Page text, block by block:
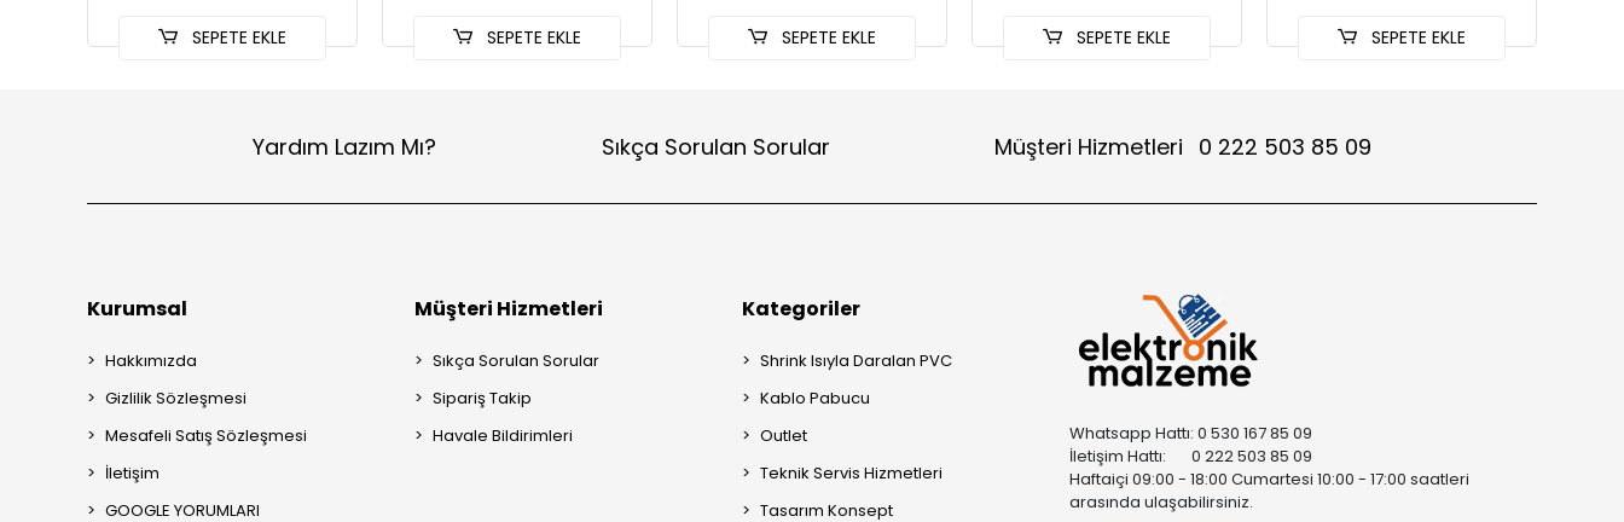
SEPETE EKLE SEPETE EKLE SEPETE EKLE SEPETE EKLE SEPETE EKLE
Yardım Lazım Mı? Sıkça Sorulan Sorular Müşteri Hizmetleri 0 222 503 85 09
Kurumsal
Hakkımızda
Gizlilik Sözleşmesi
Mesafeli Satış Sözleşmesi
İletişim
GOOGLE YORUMLARI
Müşteri Hizmetleri
Sıkça Sorulan Sorular
Sipariş Takip
Havale Bildirimleri
Kategoriler
Shrink Isıyla Daralan PVC
Kablo Pabucu
Outlet
Teknik Servis Hizmetleri
Tasarım Konsept
Whatsapp Hattı: 0 530 167 85 09
İletişim Hattı: 0 222 503 85 09
Haftaiçi 09:00 - 18:00 Cumartesi 10:00 - 17:00 saatleri
arasında ulaşabilirsiniz.